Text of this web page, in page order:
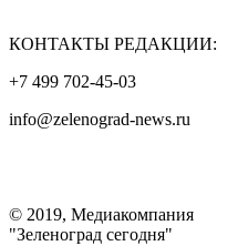
КОНТАКТЫ РЕДАКЦИИ:
+7 499 702-45-03
info@zelenograd-news.ru
© 2019, Медиакомпания
"Зеленоград сегодня"